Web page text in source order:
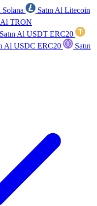
Solana
Satın Al Litecoin
Al TRON
Satın Al USDT ERC20
Al USDC ERC20
Satın